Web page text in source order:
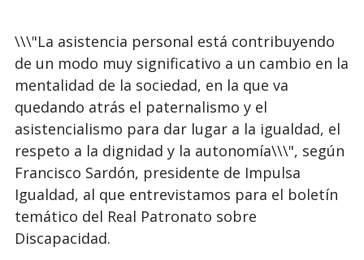
\\\"La asistencia personal está contribuyendo
de un modo muy significativo a un cambio en la
mentalidad de la sociedad, en la que va
quedando atrás el paternalismo y el
asistencialismo para dar lugar a la igualdad, el
respeto a la dignidad y la autonomía\\\", según
Francisco Sardón, presidente de Impulsa
Igualdad, al que entrevistamos para el boletín
temático del Real Patronato sobre
Discapacidad.